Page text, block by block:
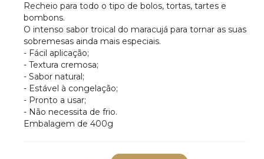
Recheio para todo o tipo de bolos, tortas, tartes e
bombons.
O intenso sabor troical do maracujá para tornar as suas
sobremesas ainda mais especiais.
- Fácil aplicação;
- Textura cremosa;
- Sabor natural;
- Estável à congelação;
- Pronto a usar;
- Não necessita de frio.
Embalagem de 400g